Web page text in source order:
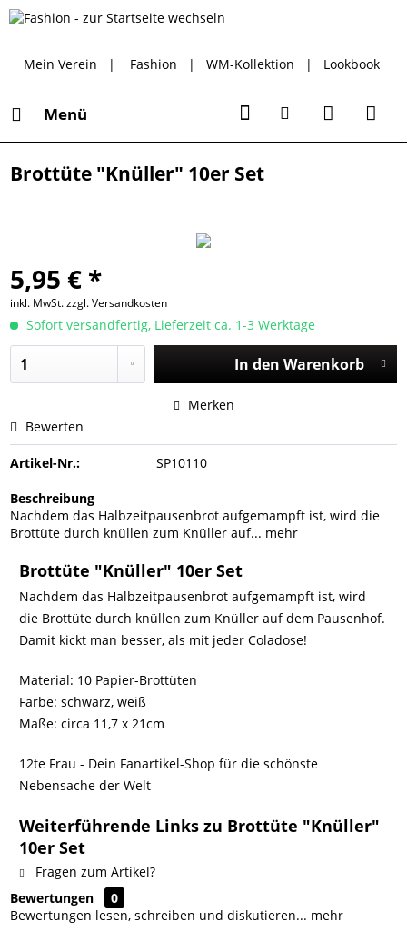
Mein Verein | Fashion | WM-Kollektion | Lookbook
Menü
Brottüte "Knüller" 10er Set
5,95 € *
inkl. MwSt.zzgl. Versandkosten
Sofort versandfertig, Lieferzeit ca. 1-3 Werktage
In den Warenkorb
Merken
Bewerten
Artikel-Nr.: SP10110
Beschreibung
Nachdem das Halbzeitpausenbrot aufgemampft ist, wird die
Brottüte durch knüllen zum Knüller auf... mehr
Brottüte "Knüller" 10er Set
Nachdem das Halbzeitpausenbrot aufgemampft ist, wird
die Brottüte durch knüllen zum Knüller auf dem Pausenhof.
Damit kickt man besser, als mit jeder Coladose!
Material: 10 Papier-Brottüten
Farbe: schwarz, weiß
Maße: circa 11,7 x 21cm
12te Frau - Dein Fanartikel-Shop für die schönste
Nebensache der Welt
Weiterführende Links zu Brottüte "Knüller"
10er Set
Fragen zum Artikel?
Bewertungen
0
Bewertungen lesen, schreiben und diskutieren... mehr